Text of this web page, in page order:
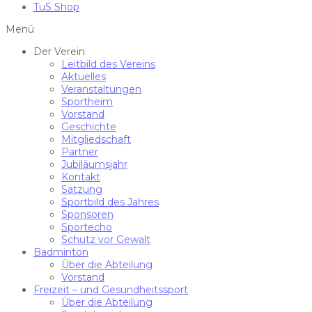
TuS Shop
Menü
Der Verein
Leitbild des Vereins
Aktuelles
Veranstaltungen
Sportheim
Vorstand
Geschichte
Mitgliedschaft
Partner
Jubiläumsjahr
Kontakt
Satzung
Sportbild des Jahres
Sponsoren
Sportecho
Schutz vor Gewalt
Badminton
Über die Abteilung
Vorstand
Freizeit – und Gesundheitssport
Über die Abteilung